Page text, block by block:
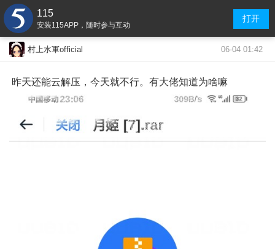
115
安装115APP，随时参与互动
打开
村上水軍official 06-04 01:42
昨天还能云解压，今天就不行。有大佬知道为啥嘛